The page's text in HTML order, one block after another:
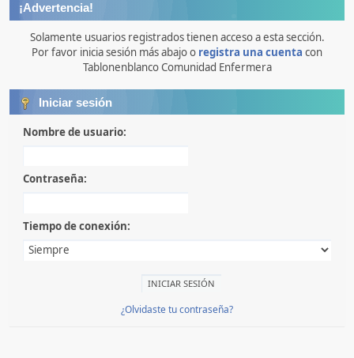
¡Advertencia!
Solamente usuarios registrados tienen acceso a esta sección.
Por favor inicia sesión más abajo o registra una cuenta con
Tablonenblanco Comunidad Enfermera
Iniciar sesión
Nombre de usuario:
Contraseña:
Tiempo de conexión:
¿Olvidaste tu contraseña?